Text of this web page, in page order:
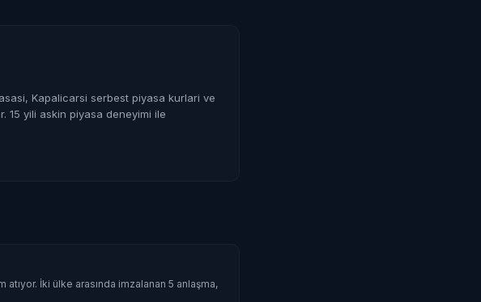
Kapalicarsi serbest piyasa kurlari ve
15 yili askin piyasa deneyimi ile
İki ülke arasında imzalanan 5 anlaşma,